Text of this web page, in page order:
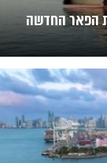
הפאר החדשה